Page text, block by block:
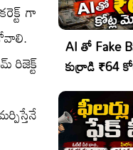
గా
రిజెక్ట్
AI తో Fake
కుర్రాడి ₹64
ఆపరేషన్!